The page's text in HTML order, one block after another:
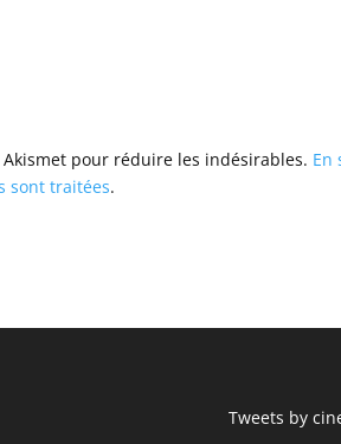
pour réduire les indésirables. En
sont traitées.
Tweets by